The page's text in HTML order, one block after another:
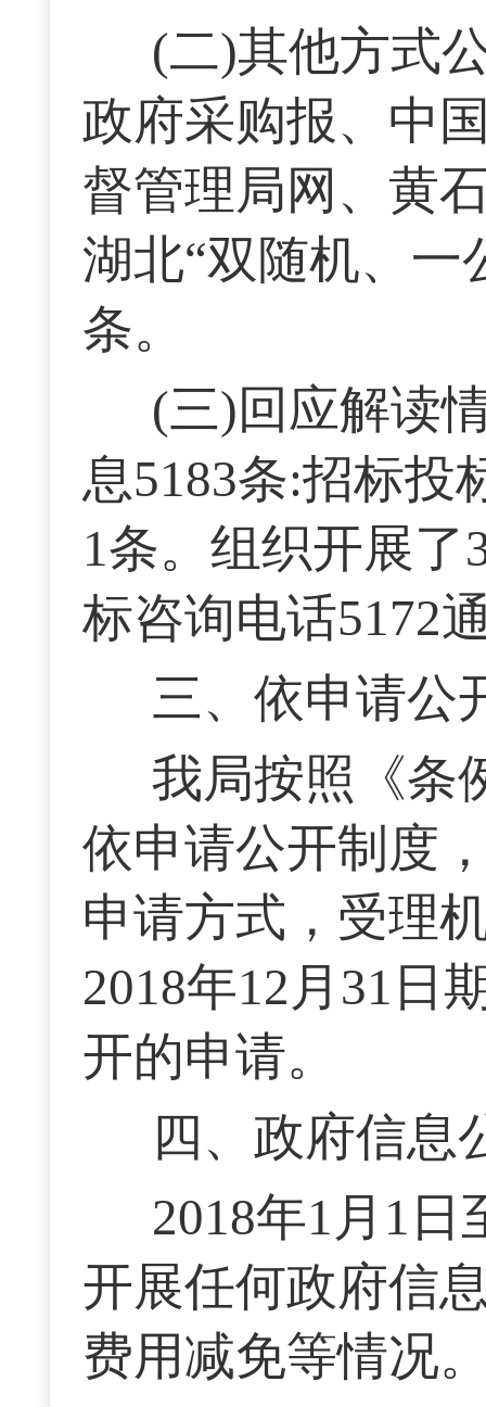
(二)其他方式
政府采购报、中
督管理局网、黄
湖北“双随机、一
条。
(三)回应解读
息5183条:招标投
1条。组织开展
标咨询电话5172
三、依申请公
我局按照《条
依申请公开制度
申请方式，受理
2018年12月31日
开的申请。
四、政府信息
2018年1月1日
开展任何政府信
费用减免等情况